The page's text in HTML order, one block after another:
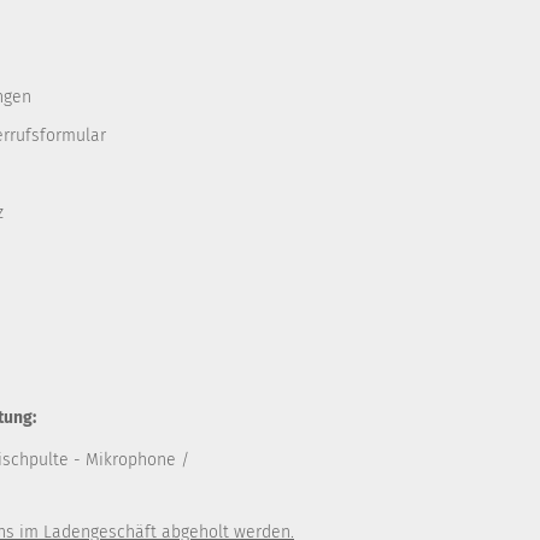
- Mikrophone /
im Ladengeschäft abgeholt werden.